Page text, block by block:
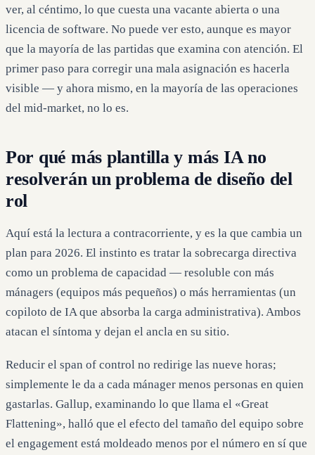
ver, al céntimo, lo que cuesta una vacante abierta o una
licencia de software. No puede ver esto, aunque es mayor
que la mayoría de las partidas que examina con atención. El
primer paso para corregir una mala asignación es hacerla
visible — y ahora mismo, en la mayoría de las operaciones
del mid-market, no lo es.
Por qué más plantilla y más IA no
resolverán un problema de diseño del
rol
Aquí está la lectura a contracorriente, y es la que cambia un
plan para 2026. El instinto es tratar la sobrecarga directiva
como un problema de capacidad — resoluble con más
mánagers (equipos más pequeños) o más herramientas (un
copiloto de IA que absorba la carga administrativa). Ambos
atacan el síntoma y dejan el ancla en su sitio.
Reducir el span of control no redirige las nueve horas;
simplemente le da a cada mánager menos personas en quien
gastarlas. Gallup, examinando lo que llama el «Great
Flattening», halló que el efecto del tamaño del equipo sobre
el engagement está moldeado menos por el número en sí que